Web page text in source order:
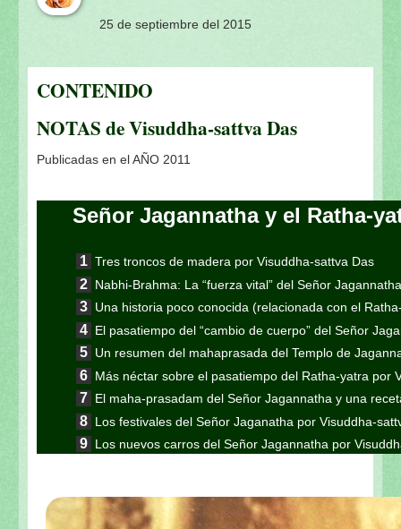
25 de septiembre del 2015
CONTENIDO
NOTAS de Visuddha-sattva Das
Publicadas en el AÑO 2011
Señor Jagannatha y el Ratha-
Tres troncos de madera por Visuddha-sattva Das
Nabhi-Brahma: La “fuerza vital” del Señor
Una historia poco conocida (relacionada con el
El pasatiempo del “cambio de cuerpo” del Señor
Un resumen del mahaprasada del Templo de
Más néctar sobre el pasatiempo del Ratha-yatra por
El maha-prasadam del Señor Jagannatha y una
Los festivales del Señor Jaganatha por Visuddha-
Los nuevos carros del Señor Jagannatha por
Continuación de la nota anterior: Jaganatha Puri
Continuación de la nota anterior: Aunque
Gauranga